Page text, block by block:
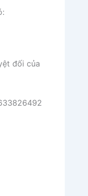
đối của